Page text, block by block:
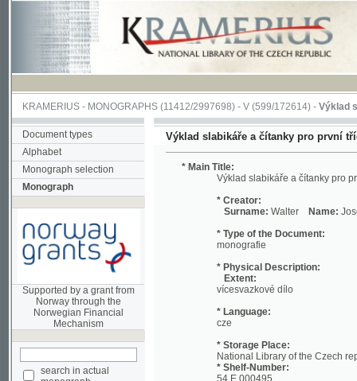
KRAMERIUS-MONOGRAPHS(11412/2997698) -V (599/172614)-Výklad
Document types
Alphabet
Monograph selection
Monograph
Supported by a grant from
Norwegian Financial
Mechanism
monograph
Advanced Search
Výklad slabikáře a čítanky pro první třídu
* Main Title:
Výklad slabikáře a čítanky pro první
* Creator:
* Type of the Document:
* Physical Description:
vícesvazkové dílo
* Language:
* Storage Place:
National Library of the Czech republic
54 E 000495
* URI:
http://kramerius.nkp.cz/kramerius/